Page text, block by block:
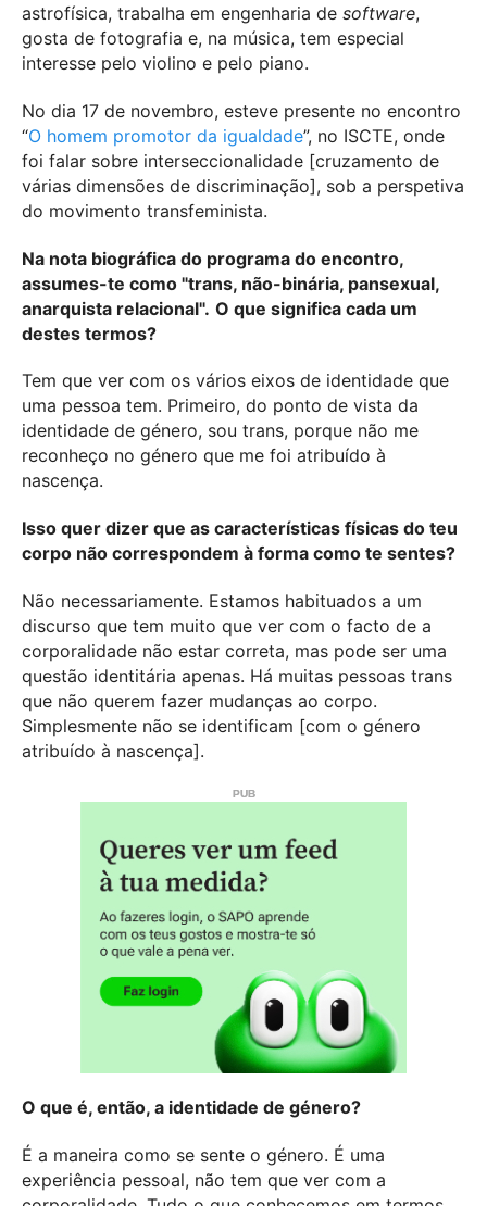
astrofísica, trabalha em engenharia de software,
gosta de fotografia e, na música, tem especial
interesse pelo violino e pelo piano.
No dia 17 de novembro, esteve presente no encontro
“O homem promotor da igualdade”, no ISCTE, onde
foi falar sobre interseccionalidade [cruzamento de
várias dimensões de discriminação], sob a perspetiva
do movimento transfeminista.
Na nota biográfica do programa do encontro,
assumes-te como "trans, não-binária, pansexual,
anarquista relacional". O que significa cada um
destes termos?
Tem que ver com os vários eixos de identidade que
uma pessoa tem. Primeiro, do ponto de vista da
identidade de género, sou trans, porque não me
reconheço no género que me foi atribuído à
nascença.
Isso quer dizer que as características físicas do teu
corpo não correspondem à forma como te sentes?
Não necessariamente. Estamos habituados a um
discurso que tem muito que ver com o facto de a
corporalidade não estar correta, mas pode ser uma
questão identitária apenas. Há muitas pessoas trans
que não querem fazer mudanças ao corpo.
Simplesmente não se identificam [com o género
atribuído à nascença].
O que é, então, a identidade de género?
É a maneira como se sente o género. É uma
experiência pessoal, não tem que ver com a